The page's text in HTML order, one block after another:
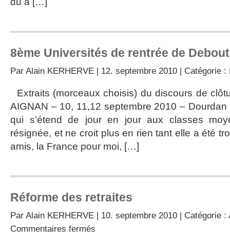
8ème Universités de rentrée de
Par Alain KERHERVE | 12. septembre 2010 | Catégorie :
Extraits (morceaux choisis) du discours de
AIGNAN – 10, 11,12 septembre 2010 –
qui s’étend de jour en jour aux classes
résignée, et ne croit plus en rien tant elle a été
amis, la France pour moi, […]
Réforme des retraites
Par Alain KERHERVE | 10. septembre 2010 | Catégorie :
Commentaires fermés